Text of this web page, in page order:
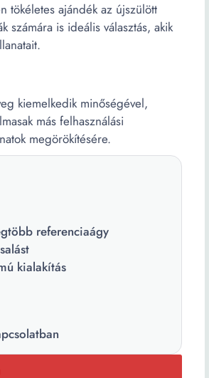
tökéletes ajándék az újszülött
számára is ideális választás, akik
kiemelkedik minőségével,
más felhasználási
megörökítésére.
referenciaágy
kialakítás